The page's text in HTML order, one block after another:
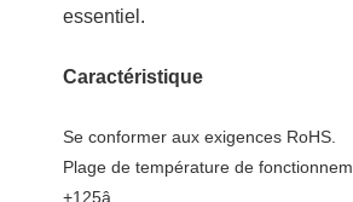
essentiel.
Caractéristique
Se conformer aux exigences RoHS.
Plage de température de
+125â.